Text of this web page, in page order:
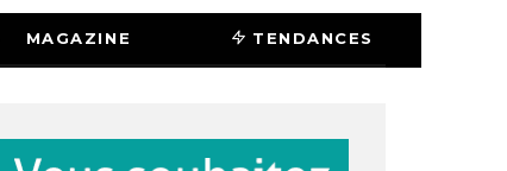
MAGAZINE TENDANCES